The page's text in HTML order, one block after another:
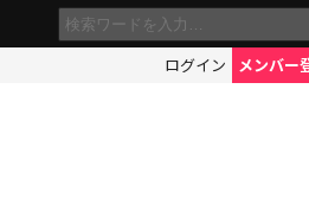
ログイン メンバー